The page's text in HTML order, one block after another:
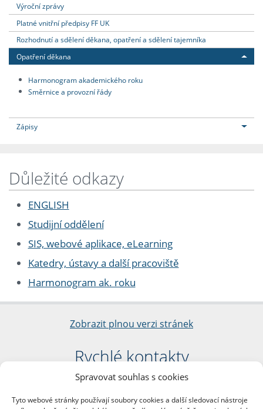
Spravovat souhlas s cookies
Tyto webové stránky používají soubory cookies a další sledovací nástroje
Výroční zprávy
Platné vnitřní předpisy FF UK
Rozhodnutí a sdělení děkana, opatření a sdělení tajemníka
Opatření děkana
Harmonogram akademického roku
Směrnice a provozní řády
Zápisy
Důležité odkazy
ENGLISH
Studijní oddělení
SIS, webové aplikace, eLearning
Katedry, ústavy a další pracoviště
Harmonogram ak. roku
Zobrazit plnou verzi stránek
Rychlé kontakty
Filozofická fakulta
nám. Jana Palacha 1/2